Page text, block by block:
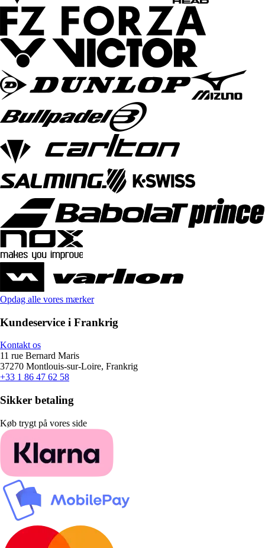
Opdag alle vores mærker
Kundeservice i Frankrig
Kontakt os
11 rue Bernard Maris
37270 Montlouis-sur-Loire, Frankrig
+33 1 86 47 62 58
Sikker betaling
Køb trygt på vores side